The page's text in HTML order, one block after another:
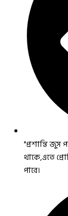
"প্রশান্তি জুস
থাকে,এতে
পারে।